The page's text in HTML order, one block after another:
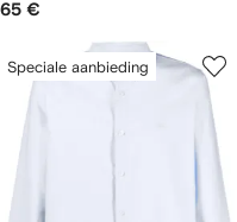
65 €
Speciale aanbieding